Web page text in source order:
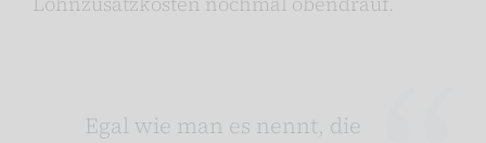
Egal wie man es nennt, die